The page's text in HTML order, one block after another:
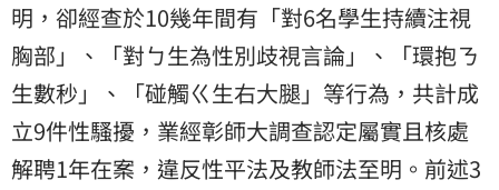
明，卻經查於10幾年間有「對6名學生持續注視
胸部」、「對ㄅ生為性別歧視言論」、「環抱ㄋ
生數秒」、「碰觸ㄍ生右大腿」等行為，共計成
立9件性騷擾，業經彰師大調查認定屬實且核處
解聘1年在案，違反性平法及教師法至明。前述3